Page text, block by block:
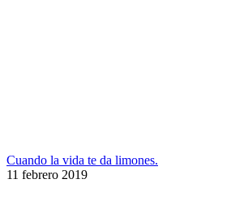
Cuando la vida te da limones.
11 febrero 2019